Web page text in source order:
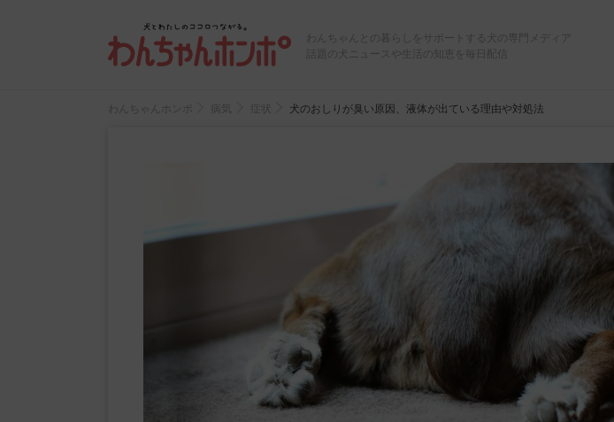
わんちゃんとの暮らしをサポートする犬の専門メディア
話題の犬ニュースや生活の知恵を毎日配信
わんちゃんホンポ 病気 症状 犬のおしりが臭い原因、液体が出ている理由や対処法